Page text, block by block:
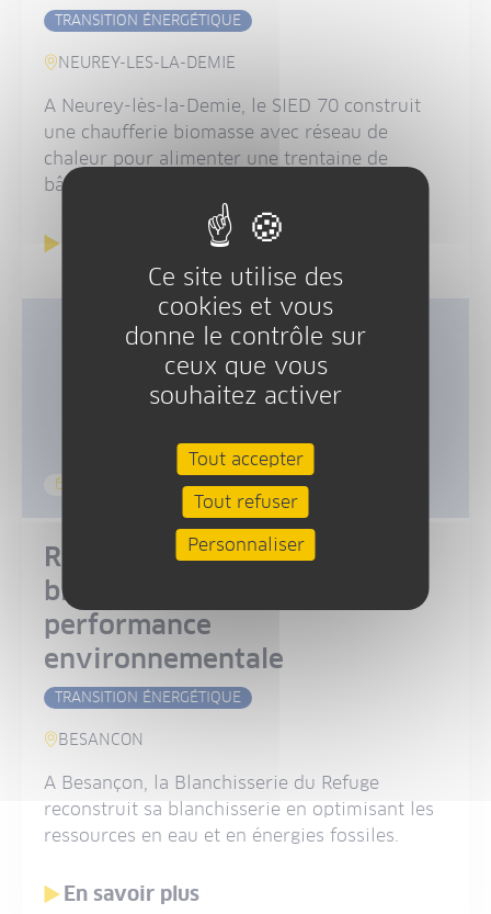
TRANSITION ÉNERGÉTIQUE
NEUREY-LES-LA-DEMIE
A Neurey-lès-la-Demie, le SIED 70 construit
une chaufferie biomasse avec réseau de
chaleur pour alimenter une trentaine de
bâtiments publics.
31 MAR 2026
Reconstruction d'une
blanchisserie à haute
performance
environnementale
TRANSITION ÉNERGÉTIQUE
BESANCON
A Besançon, la Blanchisserie du Refuge
reconstruit sa blanchisserie en optimisant les
ressources en eau et en énergies fossiles.
En savoir plus
Ce site utilise des
cookies et vous
donne le contrôle sur
ceux que vous
souhaitez activer
Tout accepter
Tout refuser
Personnaliser